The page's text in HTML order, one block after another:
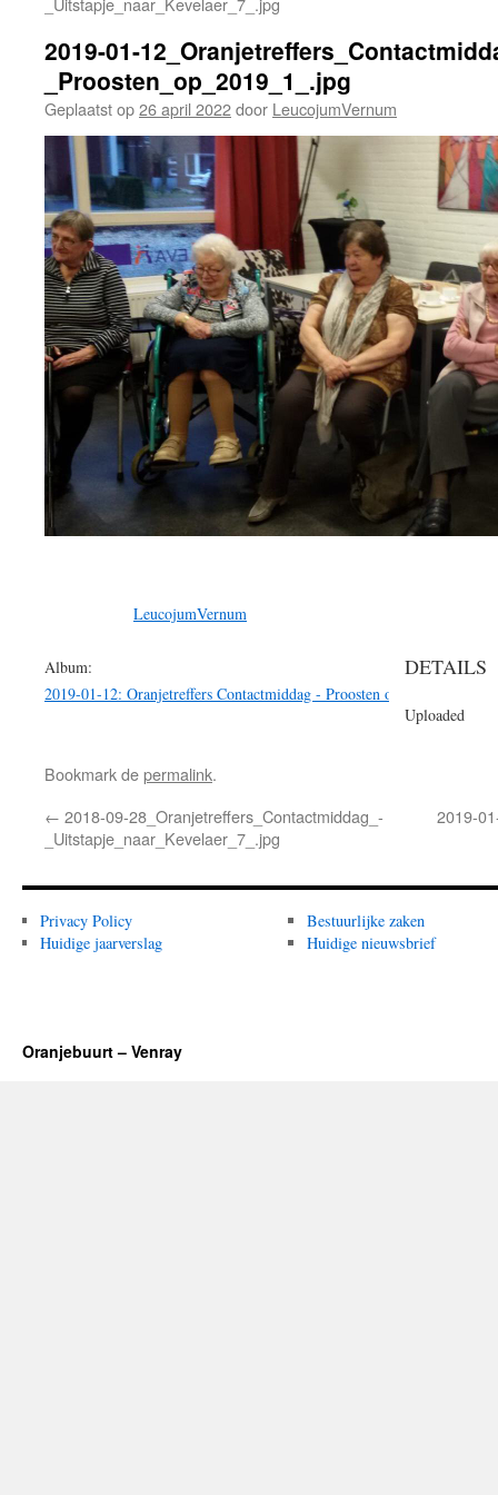
2019-01-
_Proosten_op_2019_1_.jpg
Geplaatst op26 april 2022door LeucojumVernum
LeucojumVernum
Album:
2019-01-12: Oranjetreffers Contactmiddag - Proosten op 2019
DETAILS
Uploaded
Bookmark depermalink.
← 2018-09-28_Oranjetreffers_Contactmiddag_-
_Uitstapje_naar_Kevelaer_7_.jpg
2019-
Privacy Policy
Huidige jaarverslag
Bestuurlijke zaken
Huidige nieuwsbrief
Oranjebuurt – Venray